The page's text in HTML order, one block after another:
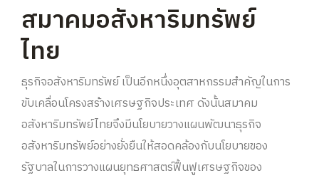
สมาคมอสังหาริมทรัพย์
ไทย
ธุรกิจอสังหาริมทรัพย์ เป็นอีกหนึ่งอุตสาหกรรมสำคัญในการ
ขับเคลื่อนโครงสร้างเศรษฐกิจประเทศ ดังนั้นสมาคม
อสังหาริมทรัพย์ไทยจึงมีนโยบายวางแผนพัฒนาธุรกิจ
อสังหาริมทรัพย์อย่างยั่งยืนให้สอดคล้องกับนโยบายของ
รัฐบาลในการวางแผนยุทธศาสตร์ฟื้นฟูเศรษฐกิจของ